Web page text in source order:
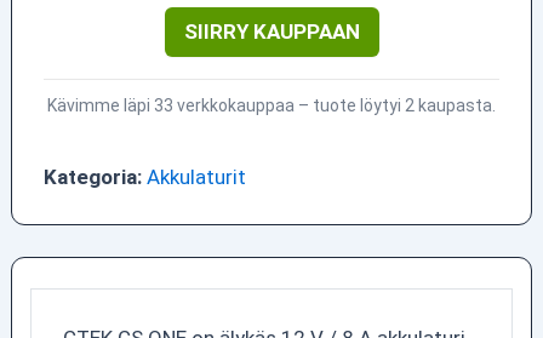
SIIRRY KAUPPAAN
Kävimme läpi 33 verkkokauppaa – tuote löytyi 2 kaupasta.
Kategoria: Akkulaturit